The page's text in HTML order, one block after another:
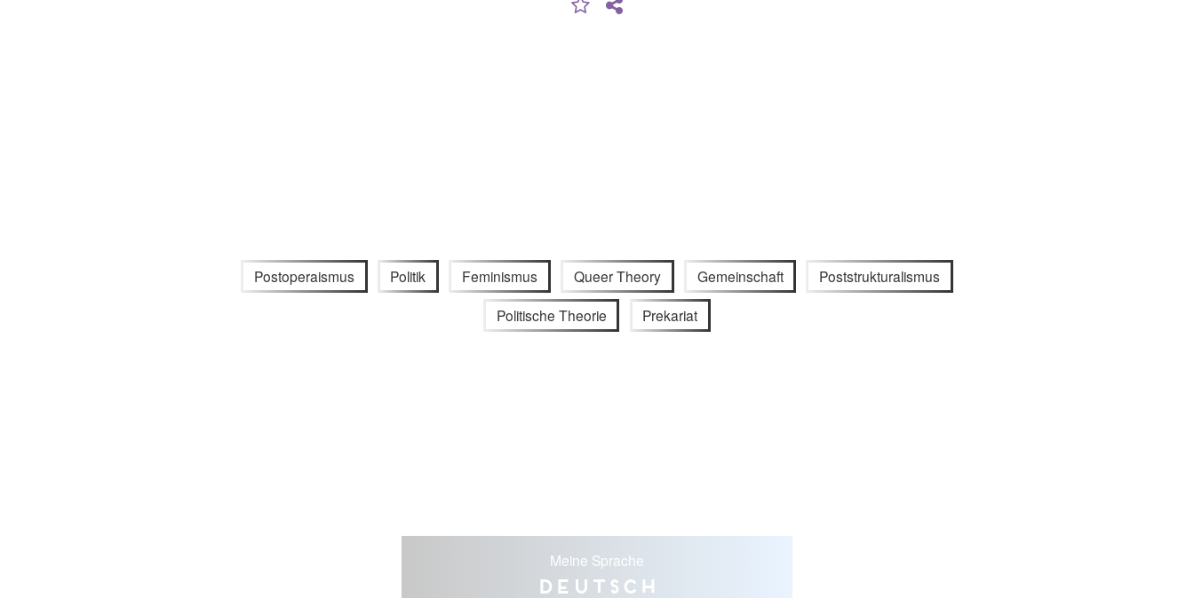
Postoperaismus Politik Feminismus Queer Theory Gemeinschaft Poststrukturalismus
Politische Theorie Prekariat
Meine Sprache
Deutsch